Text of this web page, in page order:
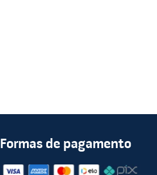
Formas de pagamento